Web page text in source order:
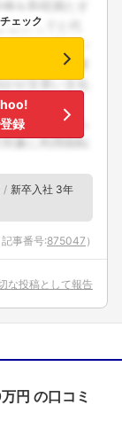
ェック
録
新卒入社 3年
記事番号:875047 ）
な投稿として報告
円 の口コミ